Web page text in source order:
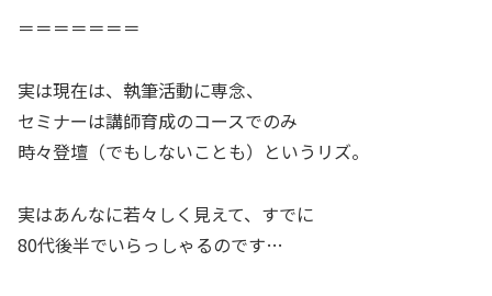
＝＝＝＝＝＝＝
実は現在は、執筆活動に専念、
セミナーは講師育成のコースでのみ
時々登壇（でもしないことも）というリズ。
実はあんなに若々しく見えて、すでに
80代後半でいらっしゃるのです…